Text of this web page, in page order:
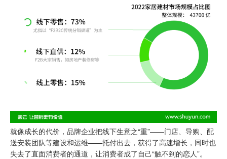
就像成长的代价，品牌企业把线下生意之“重”——门店、导购、配
送安装团队等建设和运维——托付出去，获得了高速增长，同时也
失去了直面消费者的通道，让消费者成了自己“触不到的恋人”。